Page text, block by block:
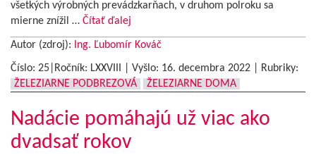
všetkých výrobných prevádzkarňach, v druhom polroku sa
mierne znížil … Čítať ďalej
Autor (zdroj): Ing. Ľubomír Kováč
Číslo: 25|Ročník: LXXVIII | Vyšlo: 16. decembra 2022
Rubriky:
ŽELEZIARNE PODBREZOVÁ
ŽELEZIARNE DOMA
Nadácie pomáhajú už viac ako
dvadsať rokov